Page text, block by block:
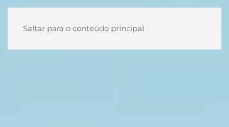
Saltar para o conteúdo principal